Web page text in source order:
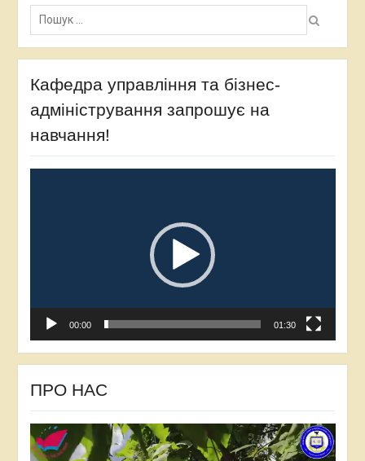
Пошук:
Кафедра управління та бізнес-
адміністрування запрошує на
навчання!
00:00 01:30
ПРО НАС
Відеопрогравач